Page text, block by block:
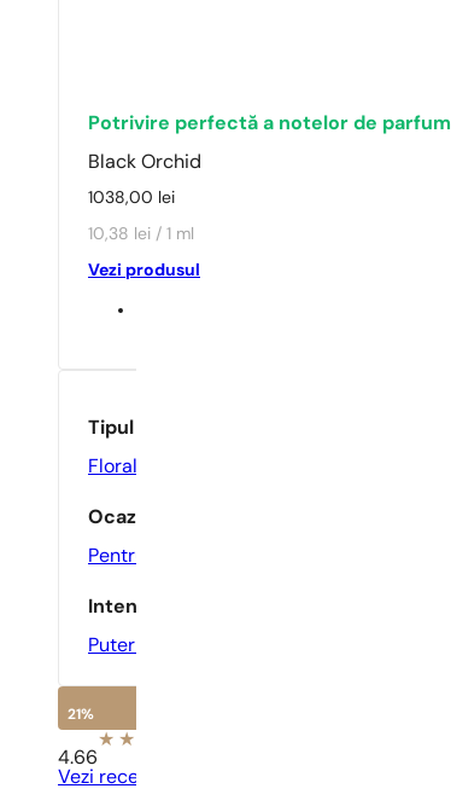
Potrivire perfectă a notelor de parfum
Black Orchid
1038,00 lei
10,38 lei / 1 ml
Vezi produsul
Tipul parfumului
Floral
Ocazie
Pentru O Întâlnire
Intensitate
Puternic
21%
4.66
Vezi recenziile